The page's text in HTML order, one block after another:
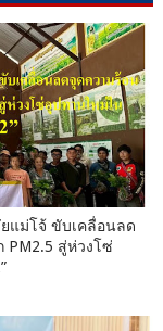
แม่โจ้ ขับเคลื่อนลด
PM2.5 สู่ห่วงโซ่